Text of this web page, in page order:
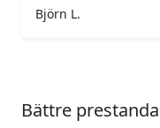
Björn L.
Bättre prestanda